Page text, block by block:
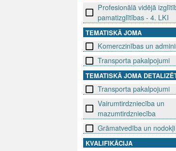
L
V
Profesionālā vidējā
pamatizglītības - 4. LKI
TEMATISKĀ JOMA
Komerczinības un
Transporta pakalpojumi
TEMATISKĀ JOMA
Transporta pakalpojumi
Vairumtirdzniecība un
mazumtirdzniecība
Grāmatvedība un nodokļi
KVALIFIKĀCIJA